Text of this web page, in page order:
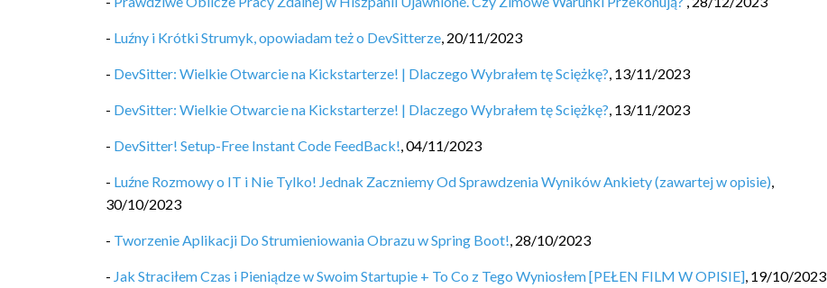
- Luźny i Krótki Strumyk, opowiadam też o DevSitterze, 20/11/2023
- DevSitter: Wielkie Otwarcie na Kickstarterze! | Dlaczego Wybrałem tę Sciężkę?, 13/11/2023
- DevSitter: Wielkie Otwarcie na Kickstarterze! | Dlaczego Wybrałem tę Sciężkę?, 13/11/2023
- DevSitter! Setup-Free Instant Code FeedBack!,04/11/2023
- Luźne Rozmowy o IT i Nie Tylko! Jednak Zaczniemy Od Sprawdzenia Wyników Ankiety (zawartej w opisie),
30/10/2023
- Tworzenie Aplikacji Do Strumieniowania Obrazu w Spring Boot!, 28/10/2023
- Jak Straciłem Czas i Pieniądze w Swoim Startupie + To Co z Tego Wyniosłem [PEŁEN FILM W OPISIE], 19/10/2023